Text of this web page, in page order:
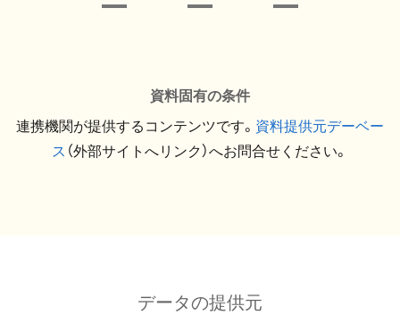
資料固有の条件
連携機関が提供するコンテンツです。 資料提供元デーベー
ス （外部サイトへリンク）へお問合せください。
データの提供元